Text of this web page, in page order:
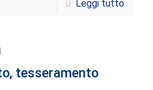
Leggi tutto
tesseramento